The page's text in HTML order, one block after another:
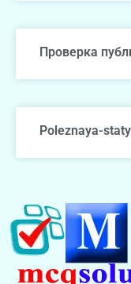
Проверка
Poleznaya-